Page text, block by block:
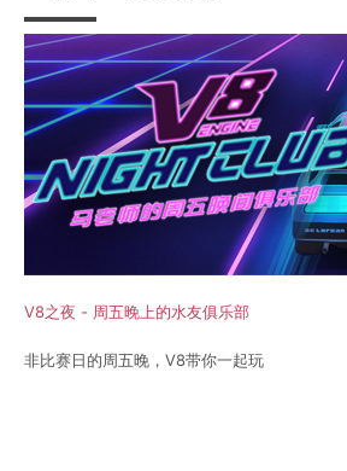
V8之夜 - 周五晚上的水友俱乐部
非比赛日的周五晚，V8带你一起玩